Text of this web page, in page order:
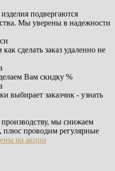
подвергаются
Мы уверены в надежности
сделать заказ удаленно не
Вам скидку %
выбирает заказчик - узнать
мы снижаем
плюс проводим регулярные
на акции